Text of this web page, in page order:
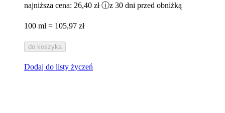
najniższa cena: 26,40 zł ⓘz 30 dni przed obniżką
100 ml = 105,97 zł
do koszyka
Dodaj do listy życzeń